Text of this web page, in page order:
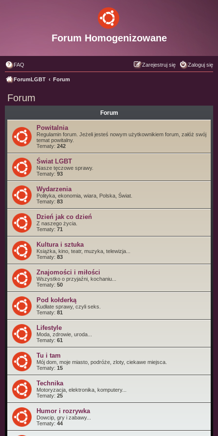
Forum Homogenizowane
FAQ Zaloguj się
Zarejestruj się
ForumLGBT Forum
Forum
Forum
Powitalnia
Regulamin forum. Jeżeli jesteś nowym użytkownikiem forum, załóż swój
temat powitalny.
Tematy: 242
Świat LGBT
Nasze tęczowe sprawy.
Tematy: 93
Wydarzenia
Polityka, ekonomia, wiara, Polska, Świat.
Tematy: 83
Dzień jak co dzień
Z naszego życia.
Tematy: 71
Kultura i sztuka
Książka, kino, teatr, muzyka, telewizja...
Tematy: 83
Znajomości i miłości
Wszystko o przyjaźni, kochaniu...
Tematy: 50
Pod kołderką
Kudłate sprawy, czyli seks.
Tematy: 81
Lifestyle
Moda, zdrowie, uroda...
Tematy: 61
Tu i tam
Mój dom, moje miasto, podróże, zloty, ciekawe miejsca.
Tematy: 15
Technika
Motoryzacja, elektronika, komputery...
Tematy: 25
Humor i rozrywka
Dowcip, gry i zabawy...
Tematy: 44